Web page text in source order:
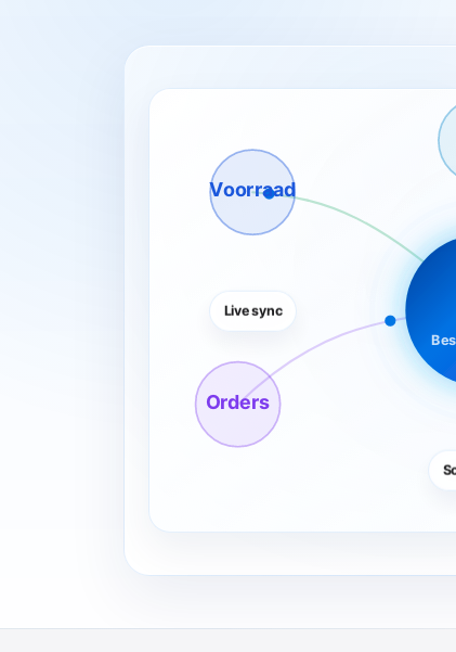
Voorraad
Orders
Live sync